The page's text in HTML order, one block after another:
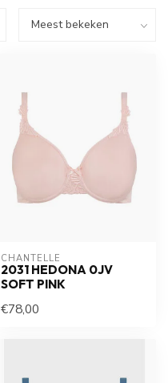
CHANTELLE
2031 HEDONA 0JV
SOFT PINK
€78,00